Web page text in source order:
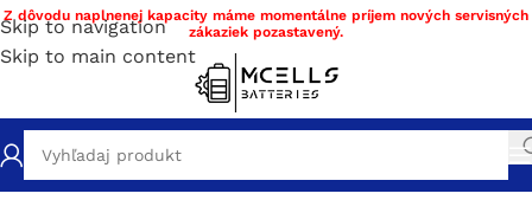
Skip to navigation
Skip to main content
Z dôvodu naplnenej kapacity máme momentálne príjem nových servisných
zákaziek pozastavený.
Domov/Obchod/Stavba a servis batérie DIY materiál/